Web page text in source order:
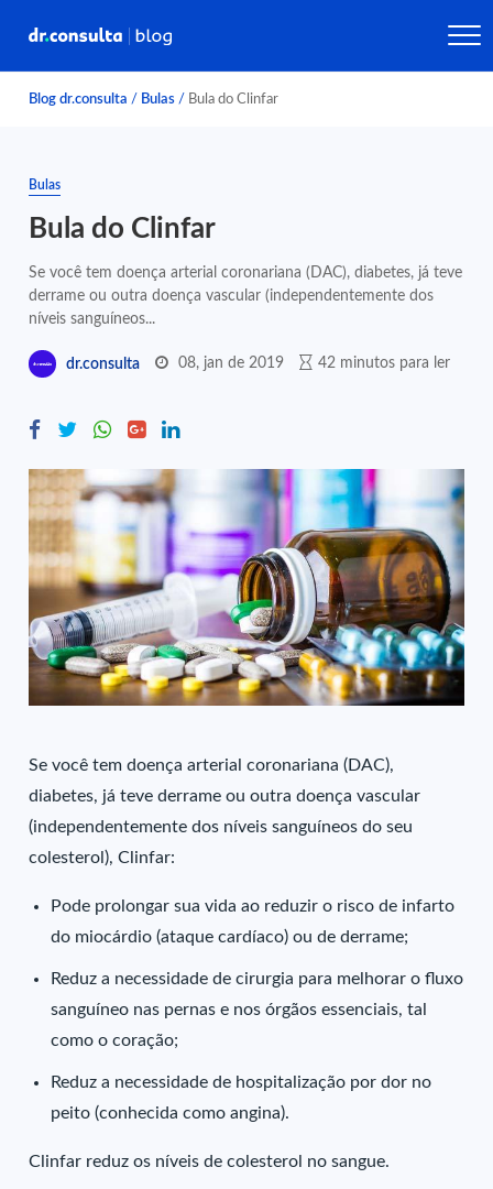
Blog dr.consulta / Bulas / Bula do Clinfar
Bulas
Bula do Clinfar
Se você tem doença arterial coronariana (DAC), diabetes, já teve
derrame ou outra doença vascular (independentemente dos
níveis sanguíneos...
dr.consulta 08, jan de 2019 42 minutos para ler
Se você tem doença arterial coronariana (DAC),
diabetes, já teve derrame ou outra doença vascular
(independentemente dos níveis sanguíneos do seu
colesterol), Clinfar:
Pode prolongar sua vida ao reduzir o risco de infarto
do miocárdio (ataque cardíaco) ou de derrame;
Reduz a necessidade de cirurgia para melhorar o fluxo
sanguíneo nas pernas e nos órgãos essenciais, tal
como o coração;
Reduz a necessidade de hospitalização por dor no
peito (conhecida como angina).
Clinfar reduz os níveis de colesterol no sangue.